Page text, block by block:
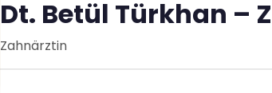
Dt. Betül Türkhan –
Zahnärztin